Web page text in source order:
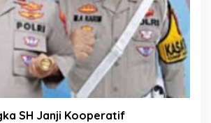
SH Janji Kooperatif